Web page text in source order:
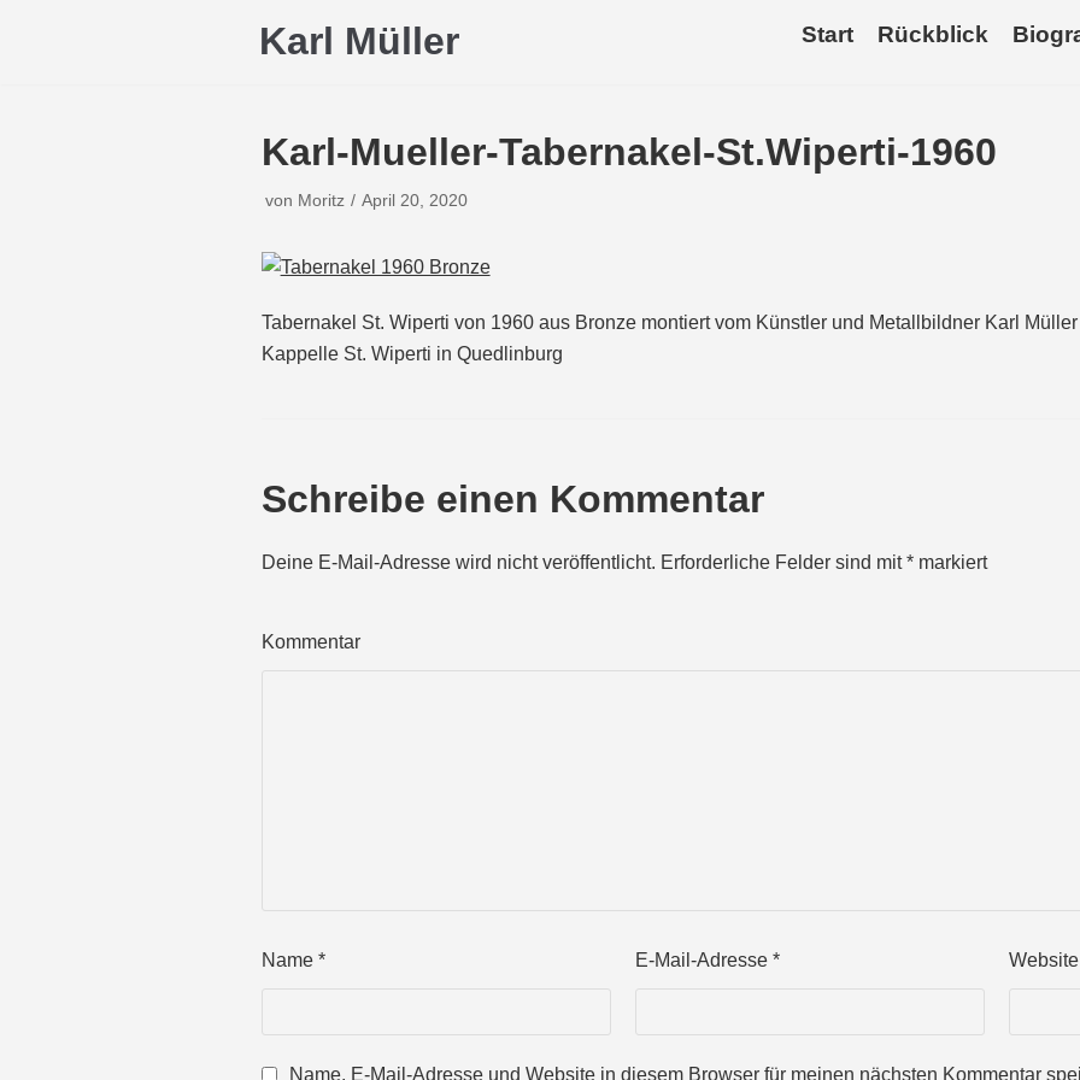
Karl Müller Start Rückblick
Karl-Mueller-Tabernakel-St.Wiperti-1960
von Moritz April 20, 2020
Tabernakel St. Wiperti von 1960 aus Bronze montiert vom Künstler und Metallbildner Karl
Kappelle St. Wiperti in Quedlinburg
Schreibe einen Kommentar
Deine E-Mail-Adresse wird nicht veröffentlicht. Erforderliche Felder sind mit*markiert
Kommentar
Name * E-Mail-Adresse * Website
Name, E-Mail-Adresse und Website in diesem Browser für meinen nächsten Kommentar